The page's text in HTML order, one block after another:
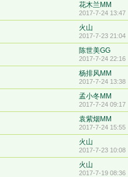
花木兰MM
2017-7-24 13:47
火山
2017-7-23 21:04
陈世美GG
2017-7-24 22:16
杨排风MM
2017-7-24 13:38
孟小冬MM
2017-7-24 09:17
袁紫烟MM
2017-7-24 15:55
火山
2017-7-23 10:08
火山
2017-7-19 08:36